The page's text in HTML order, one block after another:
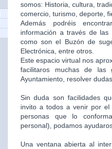
somos: Historia, cultura,
comercio, turismo, deporte,
Además podréis
información a través de
como son el Buzón de
Electrónica, entre otros.
Este espacio virtual nos
facilitaros muchas de
Ayuntamiento, resolver
Sin duda son facilidades
invito a todos a venir por
personas que lo
personal), podamos
Una ventana abierta al